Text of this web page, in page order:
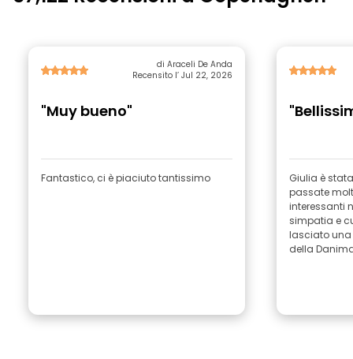
di Araceli De Anda
Recensito l’ Jul 22, 2026
"Muy bueno"
Fantastico, ci è piaciuto tantissimo
Giulia è
passate
interessanti
simpatia e
lasciato
della